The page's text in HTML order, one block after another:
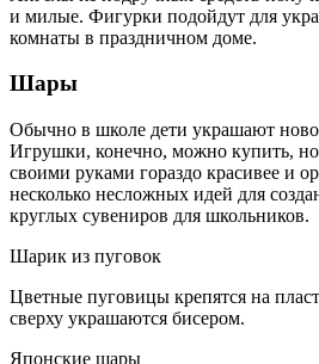
и милые. Фигурки подойдут для
комнаты в праздничном доме.
Шары
Обычно в школе дети украшают
Игрушки, конечно, можно купить,
своими руками гораздо красивее и
несколько несложных идей для
круглых сувениров для школьников.
Шарик из пуговок
Цветные пуговицы крепятся на
сверху украшаются бисером.
Японские шары